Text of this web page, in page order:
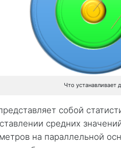
Что устанавливает
собой
средних
на параллельной